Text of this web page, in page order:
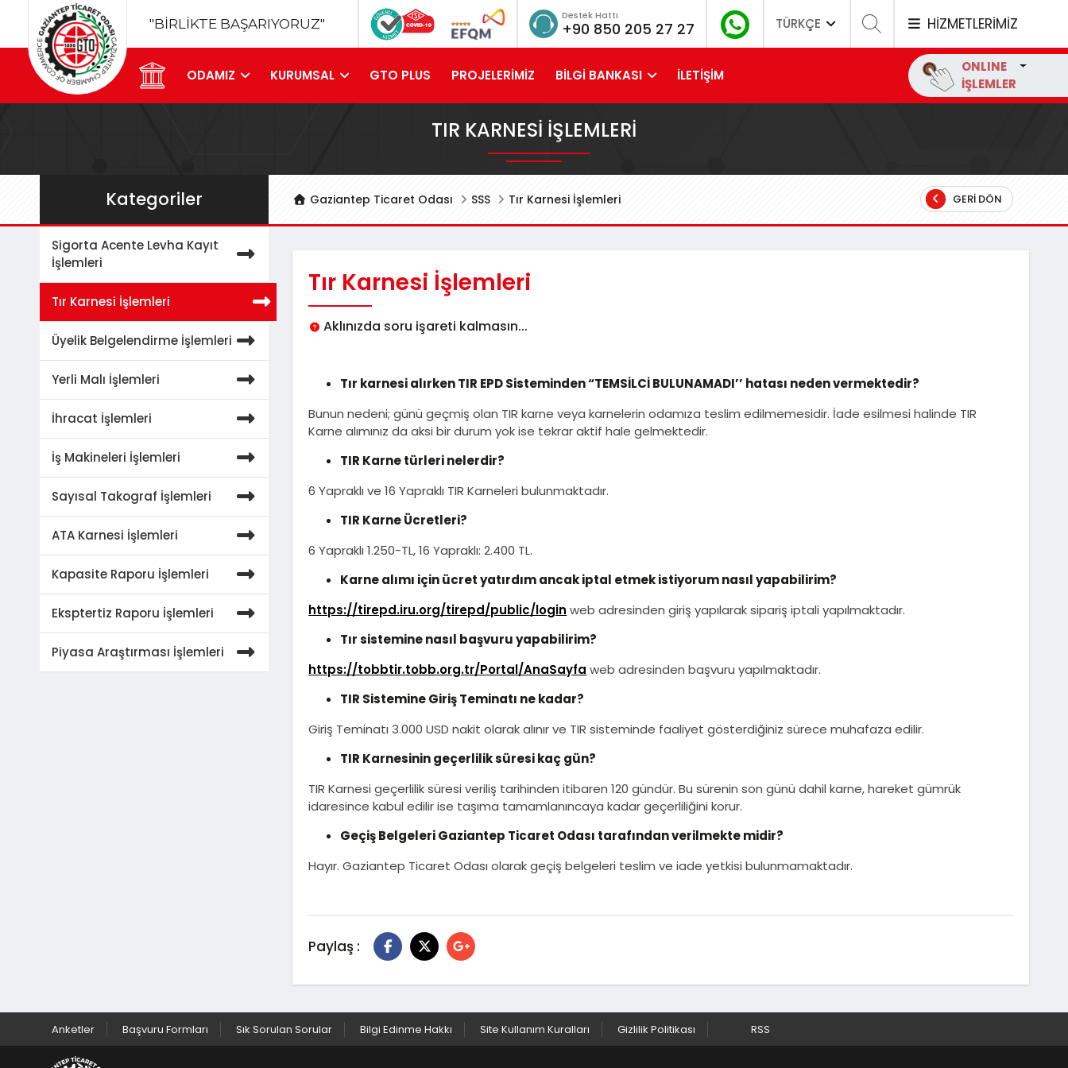
"BİRLİKTE BAŞARIYORUZ"
Destek Hattı
+90 850 205 27 27 TÜRKÇE HİZMETLERİMİZ
ODAMIZ KURUMSAL GTO PLUS PROJELERİMİZ BİLGİ BANKASI İLETİŞİM
ONLINE
İŞLEMLER
TIR KARNESI İŞLEMLERI
Gaziantep Ticaret Odası SSS Tır Karnesi İşlemleri GERI DÖN
Kategoriler
Sigorta Acente Levha Kayıt
İşlemleri
Tır Karnesi İşlemleri
Üyelik Belgelendirme İşlemleri
Yerli Malı İşlemleri
İhracat İşlemleri
İş Makineleri İşlemleri
Sayısal Takograf İşlemleri
ATA Karnesi İşlemleri
Kapasite Raporu İşlemleri
Eksptertiz Raporu İşlemleri
Piyasa Araştırması İşlemleri
Tır Karnesi İşlemleri
Aklınızda soru işareti kalmasın...
Tır karnesi alırken TIR EPD Sisteminden “TEMSİLCİ BULUNAMADI’’ hatası neden vermektedir?
Bunun nedeni; günü geçmiş olan TIR karne veya karnelerin odamıza teslim edilmemesidir. İade esilmesi halinde TIR
Karne alımınız da aksi bir durum yok ise tekrar aktif hale gelmektedir.
TIR Karne türleri nelerdir?
6 Yapraklı ve 16 Yapraklı TIR Karneleri bulunmaktadır.
TIR Karne Ücretleri?
6 Yapraklı 1.250-TL, 16 Yapraklı: 2.400 TL.
Karne alımı için ücret yatırdım ancak iptal etmek istiyorum nasıl yapabilirim?
https://tirepd.iru.org/tirepd/public/login web adresinden giriş yapılarak sipariş iptali yapılmaktadır.
Tır sistemine nasıl başvuru yapabilirim?
https://tobbtir.tobb.org.tr/Portal/AnaSayfa web adresinden başvuru yapılmaktadır.
TIR Sistemine Giriş Teminatı ne kadar?
Giriş Teminatı 3.000 USD nakit olarak alınır ve TIR sisteminde faaliyet gösterdiğiniz sürece muhafaza edilir.
TIR Karnesinin geçerlilik süresi kaç gün?
TIR Karnesi geçerlilik süresi veriliş tarihinden itibaren 120 gündür. Bu sürenin son günü dahil karne, hareket gümrük
idaresince kabul edilir ise taşıma tamamlanıncaya kadar geçerliliğini korur.
Geçiş Belgeleri Gaziantep Ticaret Odası tarafından verilmekte midir?
Hayır. Gaziantep Ticaret Odası olarak geçiş belgeleri teslim ve iade yetkisi bulunmamaktadır.
Paylaş :
Anketler Başvuru Formları Sık Sorulan Sorular Bilgi Edinme Hakkı Site Kullanım Kuralları Gizlilik Politikası RSS